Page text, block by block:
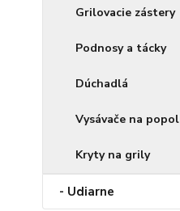
Grilovacie zástery
Podnosy a tácky
Dúchadlá
Vysávače na popol
Kryty na grily
- Udiarne